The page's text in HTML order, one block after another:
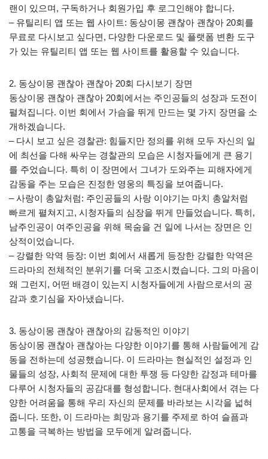
랜이 있으며, 구독하거나 회원가입 후 로그인해야 합니다.
– 유틸리티 앱 또는 웹 사이트: 동상이몽 괜찮아 괜찮아 20회를
무료로 다시보고 싶다면, 다양한 다운로드 및 플랫폼 변환 도구
가 있는 유틸리티 앱 또는 웹 사이트를 활용할 수 있습니다.
2. 동상이몽 괜찮아 괜찮아 20회 다시보기 장면
동상이몽 괜찮아 괜찮아 20회에서는 주인공들의 성장과 도전이
펼쳐집니다. 이번 회에서 가슴을 뛰게 만드는 몇 가지 장면을 소
개하겠습니다.
– 다시 보고 싶은 경찰관: 힘들지만 정의를 위해 모두 자신의 일
에 최선을 다해 싸우는 경찰관의 모습은 시청자들에게 큰 용기
를 주었습니다. 특히 이 장면에서 그녀가 도와주는 피해자에게
감동을 주는 모습은 진정한 영웅의 특징을 보여줍니다.
– 사랑이 총알처럼: 주인공들의 사랑 이야기는 마치 총알처럼
빠르게 펼쳐지고, 시청자들의 심장을 뛰게 만들었습니다. 특히,
남주인공이 여주인공을 위해 목숨을 건 일에 나서는 장면은 인
상적이었습니다.
– 강렬한 악역 등장: 이번 회에서 새롭게 등장한 강렬한 악역은
드라마의 전체적인 분위기를 더욱 고조시켰습니다. 그의 마음이
왜 그런지, 어떤 배경이 있는지 시청자들에게 사람으로서의 공
감과 호기심을 자아냈습니다.
3. 동상이몽 괜찮아 괜찮아의 감동적인 이야기
동상이몽 괜찮아 괜찮아는 다양한 이야기를 통해 사람들에게 감
동을 전하는데 성공했습니다. 이 드라마는 현실적인 설정과 인
물들의 성장, 사회적 문제에 대한 투쟁 등 다양한 감정과 테마를
다루어 시청자들의 공감대를 형성합니다. 현대사회에서 겪는 다
양한 어려움을 통해 우리 자신의 문제를 바라보는 시각을 넓혀
줍니다. 또한, 이 드라마는 희망과 용기를 주제로 하여 슬픔과
고통을 극복하는 방법을 모두에게 알려줍니다.